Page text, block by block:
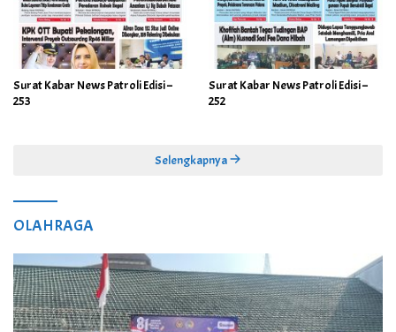
Surat Kabar News Patroli Edisi –
253
Surat Kabar News Patroli Edisi –
252
Selengkapnya
OLAHRAGA